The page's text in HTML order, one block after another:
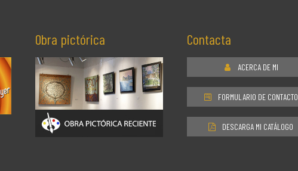
Obra pictórica Contacta
ACERCA DE MI
FORMULARIO DE CONTACTO
DESCARGA MI CATÁLOGO